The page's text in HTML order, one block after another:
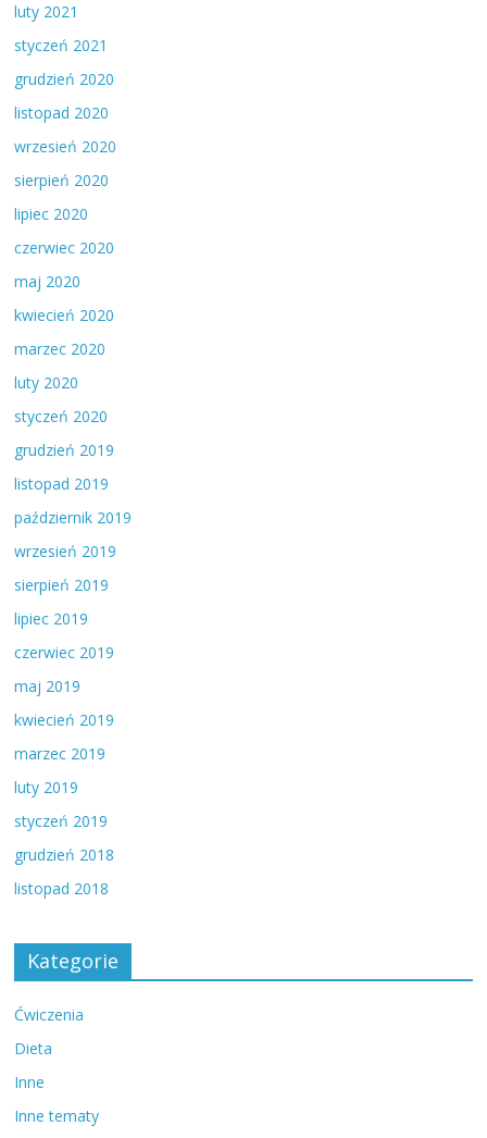
luty 2021
styczeń 2021
grudzień 2020
listopad 2020
wrzesień 2020
sierpień 2020
lipiec 2020
czerwiec 2020
maj 2020
kwiecień 2020
marzec 2020
luty 2020
styczeń 2020
grudzień 2019
listopad 2019
październik 2019
wrzesień 2019
sierpień 2019
lipiec 2019
czerwiec 2019
maj 2019
kwiecień 2019
marzec 2019
luty 2019
styczeń 2019
grudzień 2018
listopad 2018
Kategorie
Ćwiczenia
Dieta
Inne
Inne tematy